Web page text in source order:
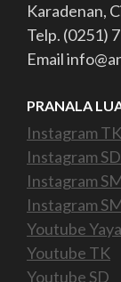
Karadenan,
Telp. (0251)
Email
PRANALA
Instagram TK
Instagram
Instagram
Instagram
Youtube
Youtube TK
Youtube SD